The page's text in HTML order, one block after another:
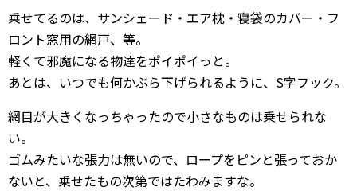
乗せてるのは、サンシェード・エア枕・寝袋のカバー・フ
ロント窓用の網戸、等。
軽くて邪魔になる物達をポイポイっと。
あとは、いつでも何かぶら下げられるように、S字フック。
網目が大きくなっちゃったので小さなものは乗せられな
い。
ゴムみたいな張力は無いので、ロープをピンと張っておか
ないと、乗せたもの次第ではたわみますな。